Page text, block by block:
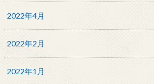
2022年4月
2022年2月
2022年1月